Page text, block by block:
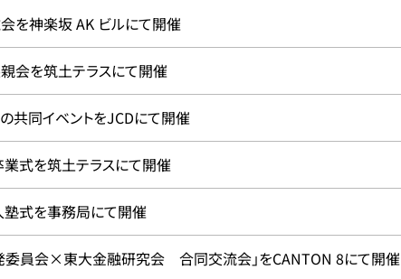
を神楽坂 AK ビルにて開催
会を筑土テラスにて開催
共同イベントをJCDにて開催
式を筑土テラスにて開催
式を事務局にて開催
委員会×東大金融研究会 合同交流会」をCANTON 8にて開催